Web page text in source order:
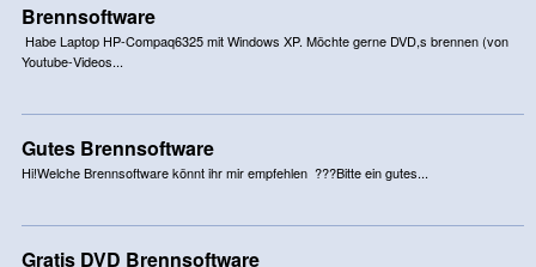
Brennsoftware
Habe Laptop HP-Compaq6325 mit Windows XP. Möchte gerne DVD,s brennen (von
Youtube-Videos...
Gutes Brennsoftware
Hi!Welche Brennsoftware könnt ihr mir empfehlen ???Bitte ein gutes...
Gratis DVD Brennsoftware